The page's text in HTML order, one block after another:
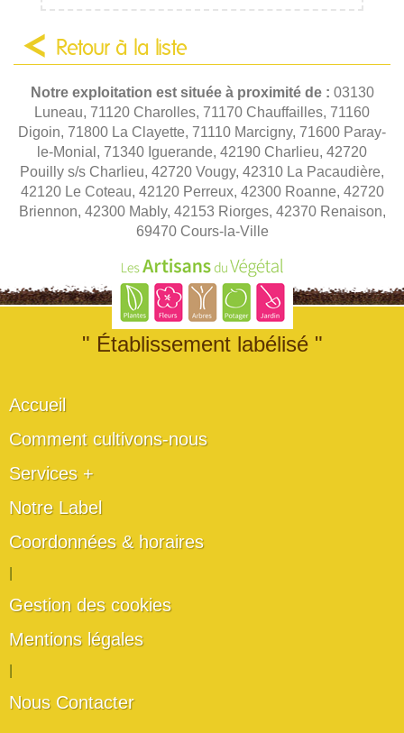
Retour à la liste
Notre exploitation est située à proximité de : 03130
Luneau, 71120 Charolles, 71170 Chauffailles, 71160
Digoin, 71800 La Clayette, 71110 Marcigny, 71600 Paray-
le-Monial, 71340 Iguerande, 42190 Charlieu, 42720
Pouilly s/s Charlieu, 42720 Vougy, 42310 La Pacaudière,
42120 Le Coteau, 42120 Perreux, 42300 Roanne, 42720
Briennon, 42300 Mably, 42153 Riorges, 42370 Renaison,
69470 Cours-la-Ville
" Établissement labélisé "
Accueil
Comment cultivons-nous
Services +
Notre Label
Coordonnées & horaires
Gestion des cookies
Mentions légales
Nous Contacter